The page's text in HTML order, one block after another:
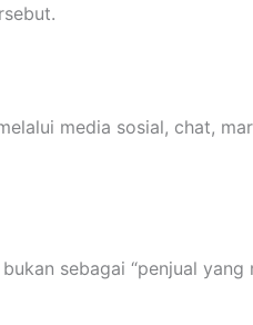
media sosial, chat,
sebagai “penjual yang